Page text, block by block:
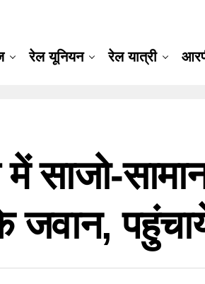
रेल यूनियन रेल यात्री
साजो-
जवान,